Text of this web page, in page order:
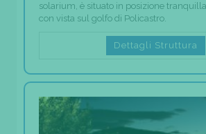
solarium, è situato in posizione
con vista sul golfo di Policastro.
Dettagli Struttura